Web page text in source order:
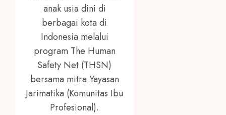
anak usia dini di
berbagai kota di
Indonesia melalui
program The Human
Safety Net (THSN)
bersama mitra Yayasan
Jarimatika (Komunitas Ibu
Profesional).